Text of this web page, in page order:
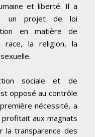
et liberté. Il a
un projet de loi
en matière de
race, la religion, la
sociale et de
opposé au contrôle
nécessité, a
aux magnats
transparence des